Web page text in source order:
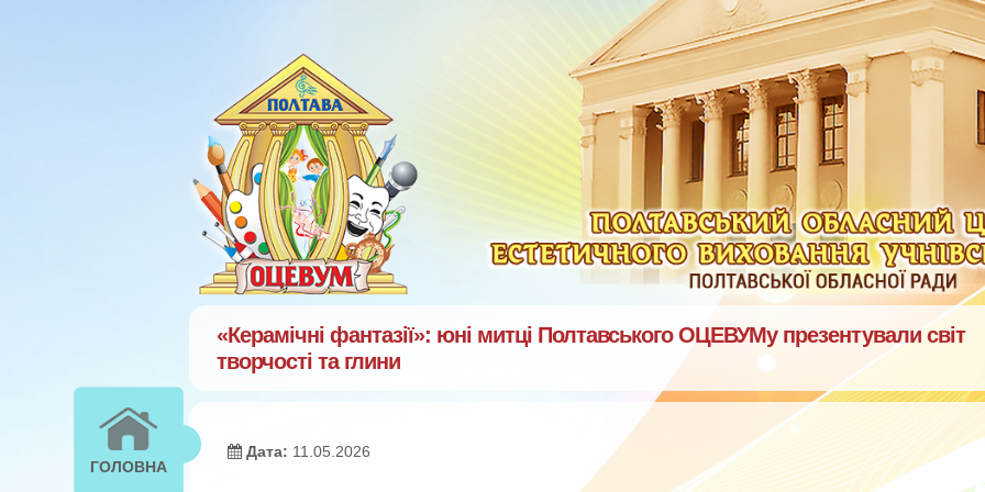
ГОЛОВНА
«Керамічні фантазії»: юні митці Полтавського ОЦЕВУМу презентували світ
творчості та глини
Дата: 11.05.2026